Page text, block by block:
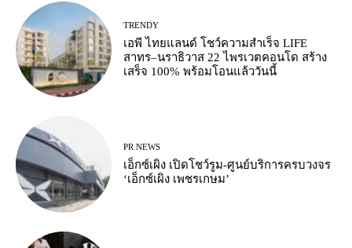
TRENDY
เอพี ไทยแลนด์ โชว์ความสำเร็จ LIFE
สาทร–นราธิวาส 22 ไพรเวตคอนโด สร้าง
เสร็จ 100% พร้อมโอนแล้ววันนี้
PR NEWS
เอ็กซ์เผิง เปิดโชว์รูม-ศูนย์บริการครบวงจร
‘เอ็กซ์เผิง เพชรเกษม’